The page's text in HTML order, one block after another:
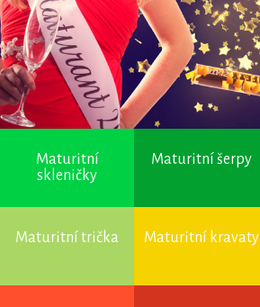
Maturitní
skleničky
Maturitní šerpy
Maturitní trička Maturitní kravaty